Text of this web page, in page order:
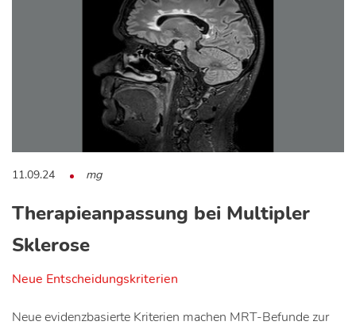
11.09.24 mg
Therapieanpassung bei Multipler
Sklerose
Neue Entscheidungskriterien
Neue evidenzbasierte Kriterien machen MRT-Befunde zur